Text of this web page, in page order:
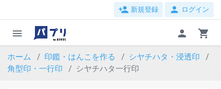
person_add 新規登録 person ログイン
menu person shopping_cart
ホーム 印鑑・はんこを作る
シヤチハタ・浸透印
角型印・一行印
シヤチハタ一行印